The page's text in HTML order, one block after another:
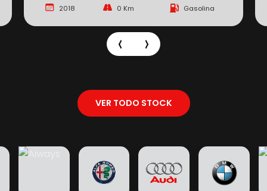
2019 88 541 Km Gasóleo
VER TODO STOCK